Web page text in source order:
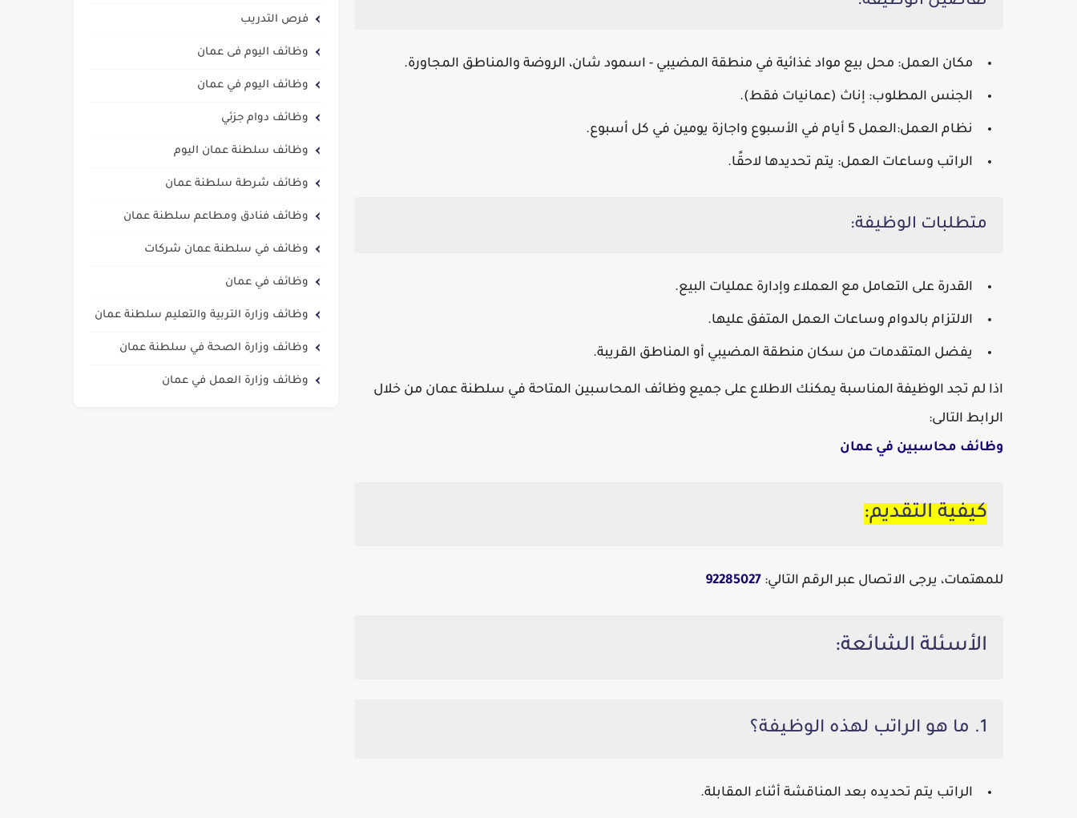
مكان العمل: محل بيع مواد غذائية في منطقة المضيبي - اسمود شان، الروضة والمناطق المجاورة.
الجنس المطلوب: إناث (عمانيات فقط).
نظام العمل:العمل 5 أيام في الأسبوع واجازة يومين في كل أسبوع.
الراتب وساعات العمل: يتم تحديدها لاحقًا.
متطلبات الوظيفة:
القدرة على التعامل مع العملاء وإدارة عمليات البيع.
الالتزام بالدوام وساعات العمل المتفق عليها.
يفضل المتقدمات من سكان منطقة المضيبي أو المناطق القريبة.
اذا لم تجد الوظيفة المناسبة يمكنك الاطلاع على جميع وظائف المحاسبين المتاحة في سلطنة عمان من خلال
الرابط التالى:
وظائف محاسبين في عمان
كيفية التقديم:
للمهتمات، يرجى الاتصال عبر الرقم التالي: 92285027
الأسئلة الشائعة:
1. ما هو الراتب لهذه الوظيفة؟
الراتب يتم تحديده بعد المناقشة أثناء المقابلة.
فرص التدريب
وظائف اليوم فى عمان
وظائف اليوم في عمان
وظائف دوام جزئي
وظائف سلطنة عمان اليوم
وظائف شرطة سلطنة عمان
وظائف فنادق ومطاعم سلطنة عمان
وظائف في سلطنة عمان شركات
وظائف في عمان
وظائف وزارة التربية والتعليم سلطنة عمان
وظائف وزارة الصحة في سلطنة عمان
وظائف وزارة العمل في عمان